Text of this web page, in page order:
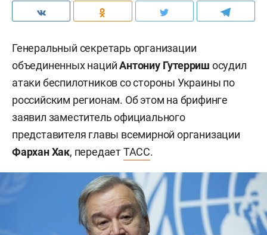
Генеральный секретарь организации
объединенных нацийАнтониу Гутерриш осудил
атаки беспилотников со стороны Украины по
российским регионам. Об этом на брифинге
заявил заместитель официального
представителя главы всемирной организации
Фархан Хак, передаетТАСС.